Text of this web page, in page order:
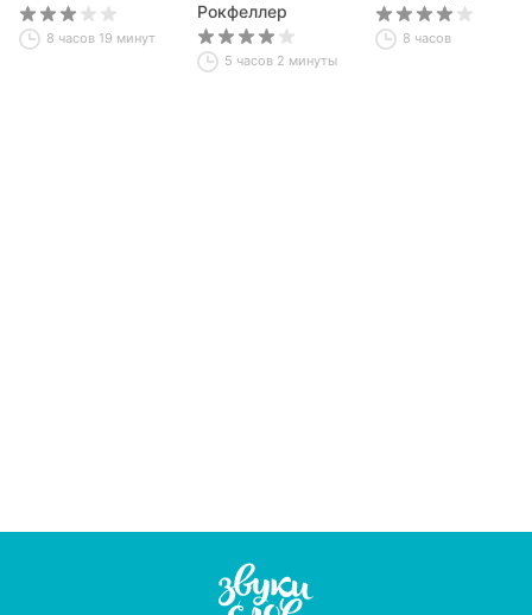
8 часов 19 минут
Мемуары
миллиардера
Рокфеллер
5 часов 2 минуты
8 часов